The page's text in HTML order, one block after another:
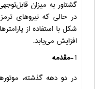
در حالی که نیروهای
افزایش می‌یابد.
1- مقدمه
در دو دهه گذشته،